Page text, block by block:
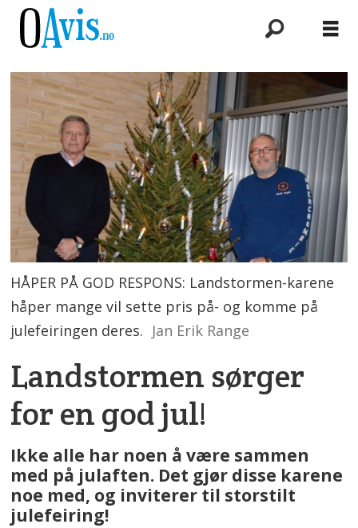
HÅPER PÅ GOD RESPONS: Landstormen-karene
håper mange vil sette pris på- og komme på
julefeiringen deres. Jan Erik Range
Landstormen sørger
for en god jul!
Ikke alle har noen å være sammen
med på julaften. Det gjør disse karene
noe med, og inviterer til storstilt
julefeiring!